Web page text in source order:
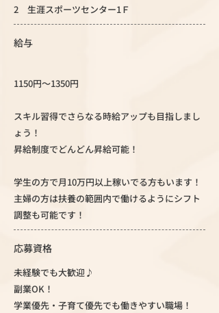
2 生涯スポーツセンター1Ｆ
給与
1150円～1350円
スキル習得でさらなる時給アップも目指しまし
ょう！
昇給制度でどんどん昇給可能！
学生の方で月10万円以上稼いでる方もいます！
主婦の方は扶養の範囲内で働けるようにシフト
調整も可能です！
応募資格
未経験でも大歓迎♪
副業OK！
学業優先・子育て優先でも働きやすい職場！